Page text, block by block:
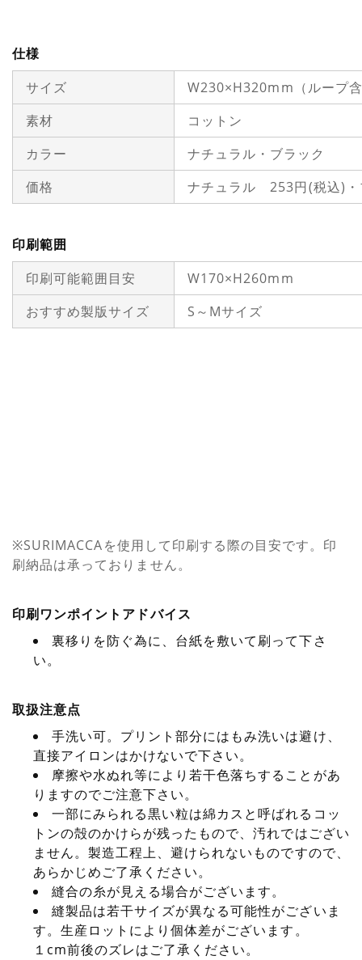
仕様
サイズ
W230×H320mm（ループ
素材
コットン
カラー
ナチュラル・ブラック
価格
ナチュラル 253円(税込)
印刷範囲
印刷可能範囲目安
W170×H260mm
おすすめ製版サイズ
S～Mサイズ
※SURIMACCAを使用して印刷する際の目安です。印
刷納品は承っておりません。
印刷ワンポイントアドバイス
裏移りを防ぐ為に、台紙を敷いて刷って下さ
い。
取扱注意点
手洗い可。プリント部分にはもみ洗いは避け、
直接アイロンはかけないで下さい。
摩擦や水ぬれ等により若干色落ちすることがあ
りますのでご注意下さい。
一部にみられる黒い粒は綿カスと呼ばれるコッ
トンの殻のかけらが残ったもので、汚れではござい
ません。製造工程上、避けられないものですので、
あらかじめご了承ください。
縫合の糸が見える場合がございます。
縫製品は若干サイズが異なる可能性がございま
す。生産ロットにより個体差がございます。
１cm前後のズレはご了承ください。